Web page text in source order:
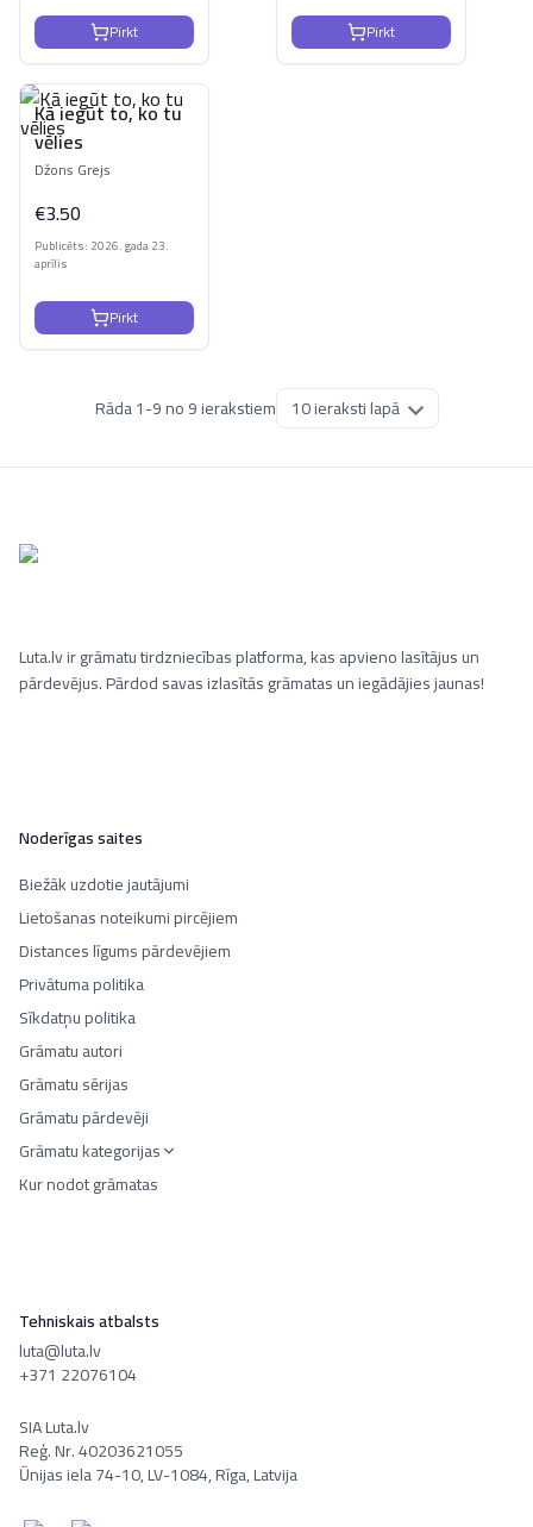
Pirkt Pirkt
Kā iegūt to, ko tu
vēlies
Džons Grejs
€3.50
Publicēts: 2026. gada 23.
aprīlis
Pirkt
Rāda1-9no9ierakstiem
Luta.lv ir grāmatu tirdzniecības platforma, kas apvieno lasītājus un
pārdevējus. Pārdod savas izlasītās grāmatas un iegādājies jaunas!
Noderīgas saites
Biežāk uzdotie jautājumi
Lietošanas noteikumi pircējiem
Distances līgums pārdevējiem
Privātuma politika
Sīkdatņu politika
Grāmatu autori
Grāmatu sērijas
Grāmatu pārdevēji
Grāmatu kategorijas
Kur nodot grāmatas
Tehniskais atbalsts
luta@luta.lv
+371 22076104
SIA Luta.lv
Reģ. Nr. 40203621055
Ūnijas iela 74-10, LV-1084, Rīga, Latvija